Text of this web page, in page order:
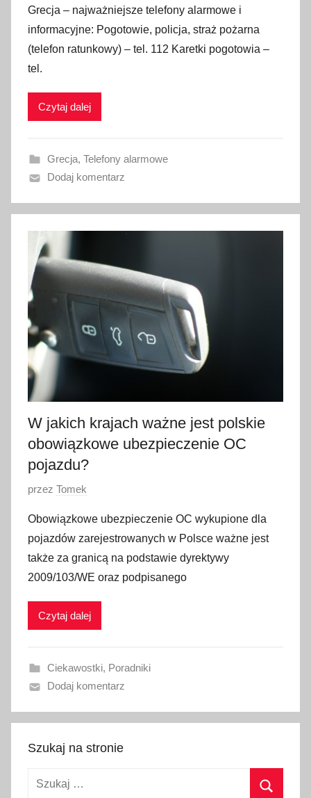
u
b
l
i
w
n
o
4
g
d
n
i
0
2
Grecja – najważniejsze telefony alarmowe i
informacyjne: Pogotowie, policja, straż pożarna
(telefon ratunkowy) – tel. 112 Karetki pogotowia –
tel.
Czytaj dalej
Grecja, Telefony alarmowe
Dodaj komentarz
W jakich krajach ważne jest polskie
obowiązkowe ubezpieczenie OC
pojazdu?
O
u
b
l
i
w
n
o
9
g
przez Tomek
Obowiązkowe ubezpieczenie OC wykupione dla
pojazdów zarejestrowanych w Polsce ważne jest
także za granicą na podstawie dyrektywy
2009/103/WE oraz podpisanego
Czytaj dalej
Ciekawostki, Poradniki
Dodaj komentarz
Szukaj na stronie
Szukaj: